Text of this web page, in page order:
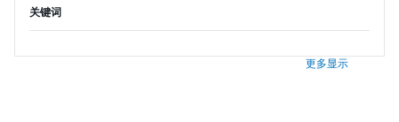
关键词
更多显示